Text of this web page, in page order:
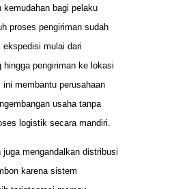
kemudahan bagi pelaku
proses pengiriman sudah
ekspedisi mulai dari
hingga pengiriman ke lokasi
membantu perusahaan
usaha tanpa
logistik secara mandiri.
juga mengandalkan distribusi
karena sistem